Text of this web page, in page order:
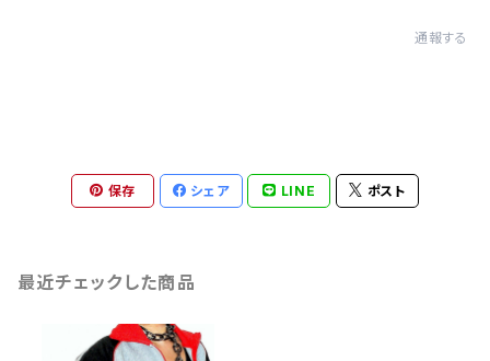
通報する
保存 シェア LINE ポスト
最近チェックした商品